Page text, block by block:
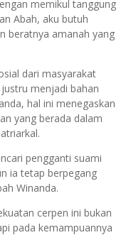
memikul tanggung
Abah, aku butuh
beratnya amanah yang
dari masyarakat
menjadi bahan
hal ini menegaskan
yang berada dalam
pengganti suami
ia tetap berpegang
Winanda.
cerpen ini bukan
pada kemampuannya